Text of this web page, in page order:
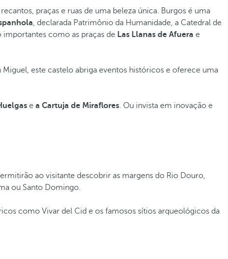
praças e ruas de uma beleza única. Burgos é uma
, declarada Patrimônio da Humanidade, a Catedral de
importantes como as praças de Las Llanas de Afuera e
Miguel, este castelo abriga eventos históricos e oferece uma
e a Cartuja de Miraflores. Ou invista em inovação e
ao visitante descobrir as margens do Rio Douro,
ou Santo Domingo.
como Vivar del Cid e os famosos sítios arqueológicos da